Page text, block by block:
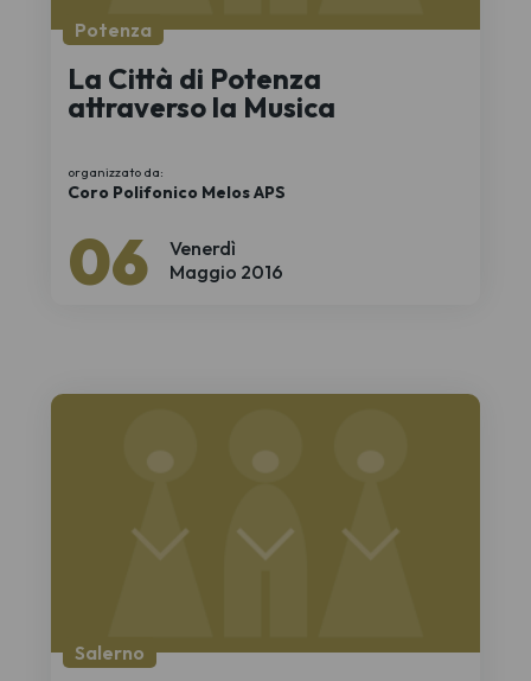
Venerdì
06 Maggio 2016
Potenza
La Città di Potenza
attraverso la Musica
organizzato da:
Coro Polifonico Melos APS
Salerno